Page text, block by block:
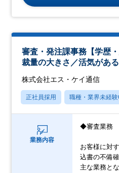
審査・発注課事務【学歴
裁量の大きさ／活気がある
株式会社エス・ケイ通信
正社員採用 職種・業界未経
業務内容
◆審査業務
お客様に対
込書の不備
主な業務と